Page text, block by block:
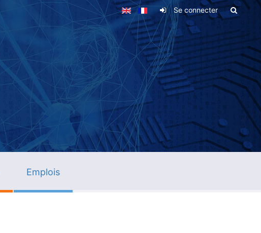
Se connecter
Emplois